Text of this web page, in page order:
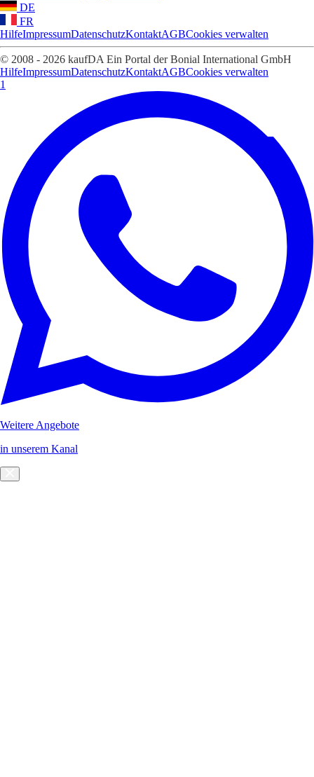
DE
FR
HilfeImpressumDatenschutzKontaktAGBCookies verwalten
© 2008 - 2026 kaufDA Ein Portal der Bonial International GmbH
HilfeImpressumDatenschutzKontaktAGBCookies verwalten
1
Weitere Angebote
in unserem Kanal